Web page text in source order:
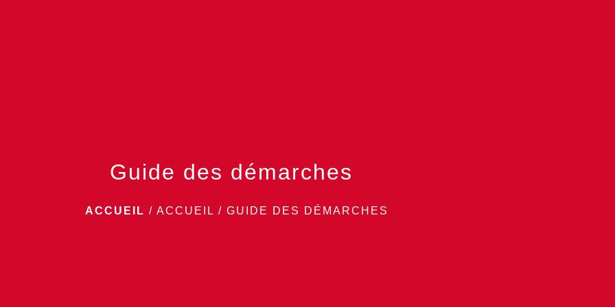
Guide des démarches
ACCUEIL / ACCUEIL / GUIDE DES DÉMARCHES